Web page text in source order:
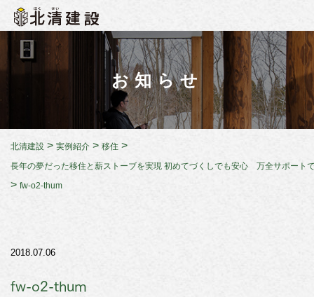
お知らせ
北清建設 > 実例紹介 > 移住 >
長年の夢だった移住と薪ストーブを実現 初めてづくしでも安心 万全サポート
> fw-o2-thum
2018.07.06
fw-o2-thum